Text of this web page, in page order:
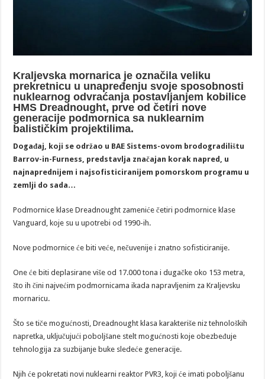
Kraljevska mornarica je označila veliku
prekretnicu u unapređenju svoje sposobnosti
nuklearnog odvraćanja postavljanjem kobilice
HMS Dreadnought, prve od četiri nove
generacije podmornica sa nuklearnim
balističkim projektilima.
Događaj, koji se održao u BAE Sistems-ovom brodogradilištu
Barrov-in-Furness, predstavlja značajan korak napred, u
najnaprednijem i najsofisticiranijem pomorskom programu u
zemlji do sada…
Podmornice klase Dreadnought zameniće četiri podmornice klase
Vanguard, koje su u upotrebi od 1990-ih.
Nove podmornice će biti veće, nečuvenije i znatno sofisticiranije.
One će biti deplasirane više od 17.000 tona i dugačke oko 153 metra,
što ih čini najvećim podmornicama ikada napravljenim za Kraljevsku
mornaricu.
Što se tiče mogućnosti, Dreadnought klasa karakteriše niz tehnoloških
napretka, uključujući poboljšane stelt mogućnosti koje obezbeđuje
tehnologija za suzbijanje buke sledeće generacije.
Njih će pokretati novi nuklearni reaktor PVR3, koji će imati poboljšanu